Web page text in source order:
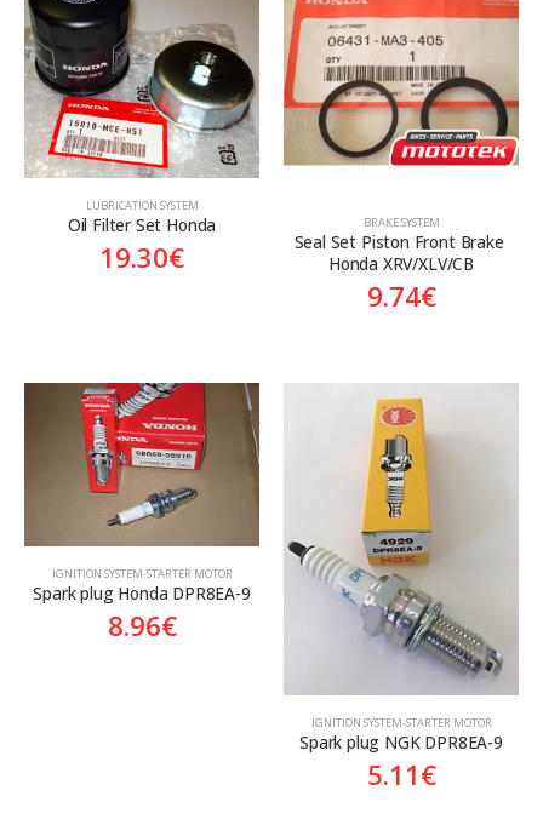
LUBRICATION SYSTEM
Oil Filter Set Honda
19.30€
BRAKE SYSTEM
Seal Set Piston Front Brake
Honda XRV/XLV/CB
9.74€
ΙGNITION SYSTEM-STARTER MOTOR
Spark plug Honda DPR8EA-9
8.96€
ΙGNITION SYSTEM-STARTER MOTOR
Spark plug NGK DPR8EA-9
5.11€